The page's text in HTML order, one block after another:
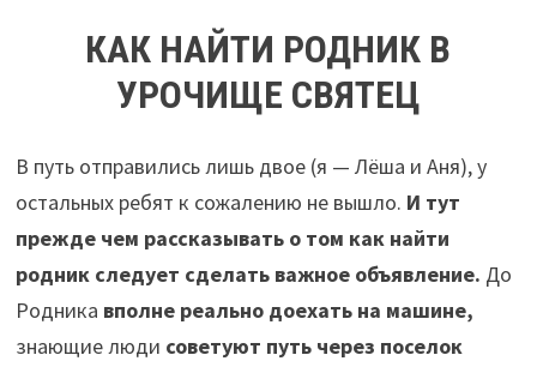
КАК НАЙТИ РОДНИК В
УРОЧИЩЕ СВЯТЕЦ
В путь отправились лишь двое (я — Лёша и Аня), у
остальных ребят к сожалению не вышло. И тут
прежде чем рассказывать о том как найти
родник следует сделать важное объявление. До
Родника вполне реально доехать на машине,
знающие люди советуют путь через поселок